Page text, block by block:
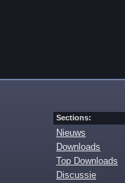
Sections:
Nieuws
Downloads
Top Downloads
Discussie